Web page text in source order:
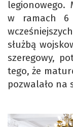
legionowego.
w ramach 6
służbą
szeregowy,
tego, że
pozwalało na